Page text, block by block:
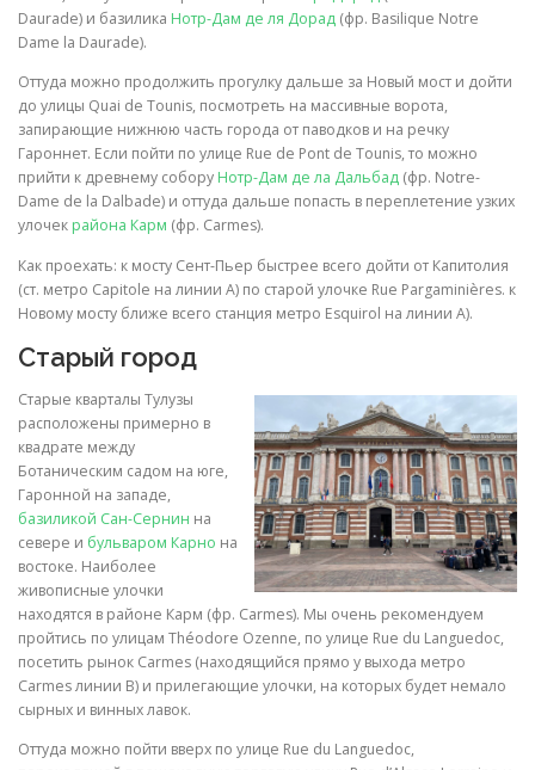
Daurade) и базилика Нотр-Дам де ля Дорад (фр. Basilique Notre
Dame la Daurade).
Оттуда можно продолжить прогулку дальше за Новый мост и дойти
до улицы Quai de Tounis, посмотреть на массивные ворота,
запирающие нижнюю часть города от паводков и на речку
Гароннет. Если пойти по улице Rue de Pont de Tounis, то можно
прийти к древнему собору Нотр-Дам де ла Дальбад (фр. Notre-
Dame de la Dalbade) и оттуда дальше попасть в переплетение узких
улочек района Карм (фр. Carmes).
Как проехать: к мосту Сент-Пьер быстрее всего дойти от Капитолия
(ст. метро Capitole на линии A) по старой улочке Rue Pargaminières. к
Новому мосту ближе всего станция метро Esquirol на линии A).
Старый город
Старые кварталы Тулузы
расположены примерно в
квадрате между
Ботаническим садом на юге,
Гаронной на западе,
базиликой Сан-Сернин на
севере и бульваром Карно на
востоке. Наиболее
живописные улочки
находятся в районе Карм (фр. Carmes). Мы очень рекомендуем
пройтись по улицам Théodore Ozenne, по улице Rue du Languedoc,
посетить рынок Carmes (находящийся прямо у выхода метро
Carmes линии B) и прилегающие улочки, на которых будет немало
сырных и винных лавок.
Оттуда можно пойти вверх по улице Rue du Languedoc,